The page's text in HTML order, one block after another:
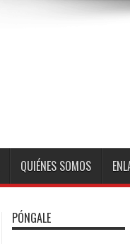
QUIÉNES SOMOS
PÓNGALE